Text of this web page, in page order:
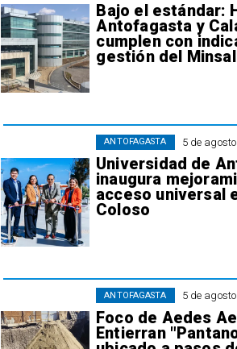
Bajo el estándar:
Antofagasta y
cumplen con
gestión del Minsal
5 de
Universidad de
inaugura
acceso universal
Coloso
ANTOFAGASTA
5 de
Foco de Aedes
Entierran
ANTOFAGASTA